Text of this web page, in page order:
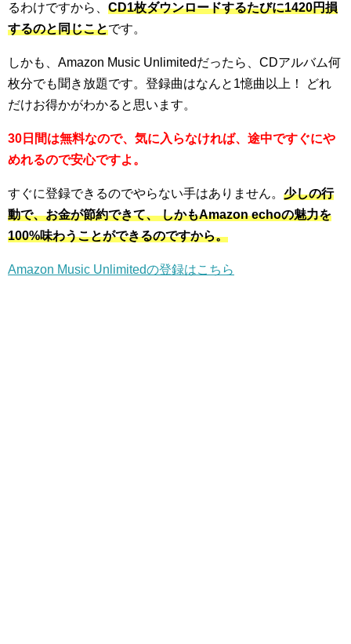
るわけですから、 CD1枚ダウンロードするたびに1420円損
するのと同じことです。
しかも、Amazon Music Unlimitedだったら、CDアルバム何
枚分でも聞き放題です。登録曲はなんと1憶曲以上！ どれ
だけお得かがわかると思います。
30日間は無料なので、気に入らなければ、途中ですぐにや
めれるので安心ですよ。
すぐに登録できるのでやらない手はありません。 少しの行
動で、お金が節約できて、 しかもAmazon echoの魅力を
100%味わうことができるのですから。
Amazon Music Unlimitedの登録はこちら